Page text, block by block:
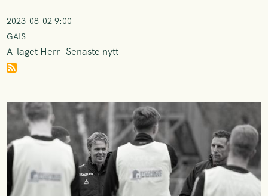
2023-08-02 9:00
GAIS
A-laget Herr Senaste nytt